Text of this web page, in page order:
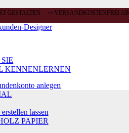
GESTALTEN ➱ VERSANDKOSTENFREI
KENNENLERNEN
anlegen
lassen
PAPIER